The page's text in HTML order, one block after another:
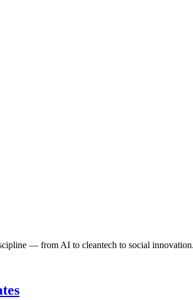
— from AI to cleantech to social innovation.